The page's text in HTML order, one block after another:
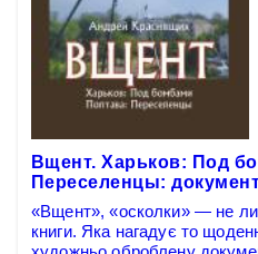
Вщент. Харьков: Под
Переселенцы:
«Вщент», «осколки» — не
книги. Яка нагадує то